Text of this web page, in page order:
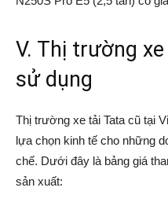
V. Thị trường
sử dụng
Thị trường xe tải Tata cũ tại
lựa chọn kinh tế cho những
chế. Dưới đây là bảng giá
sản xuất: